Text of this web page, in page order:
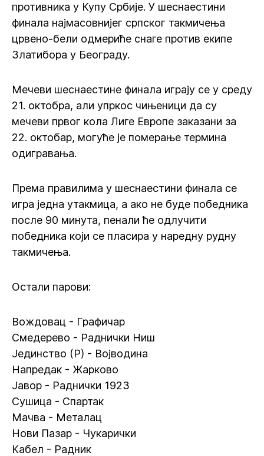
противника у Купу Србије. У шеснаестини
финала најмасовнијег српског такмичења
црвено-бели одмериће снаге против екипе
Златибора у Београду.
Мечеви шеснаестине финала играју се у среду
21. октобра, али упркос чињеници да су
мечеви првог кола Лиге Европе заказани за
22. октобар, могуће је померање термина
одигравања.
Према правилима у шеснаестини финала се
игра једна утакмица, а ако не буде победника
после 90 минута, пенали ће одлучити
победника који се пласира у наредну рудну
такмичења.
Остали парови:
Вождовац - Графичар
Смедерево - Раднички Ниш
Јединство (Р) - Војводина
Напредак - Жарково
Јавор - Раднички 1923
Сушица - Спартак
Мачва - Металац
Нови Пазар - Чукарички
Кабел - Радник